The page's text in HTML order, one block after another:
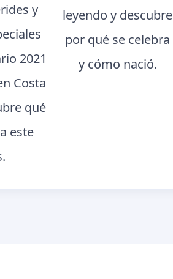
y
2021
Costa
qué
este
leyendo y descubre
por qué se celebra
y cómo nació.